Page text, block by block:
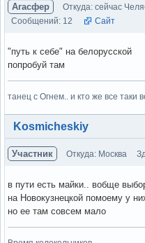
Агасфер Откуда: сейчас
Сообщений: 12
Сайт
"путь к себе" на белорусской
попробуй там
танец с Огнем.. и кто же все таки
Вне форума
Kosmicheskiy
Участник Откуда: Москва
в пути есть майки.. вобще
на Новокузнецкой помоему у
но ее там совсем мало